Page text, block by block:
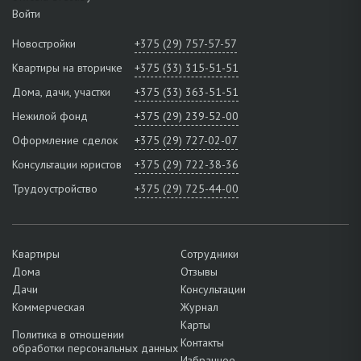
Войти
Новостройки
+375 (29) 757-57-57
Квартиры на вторичке
+375 (33) 315-51-51
Дома, дачи, участки
+375 (33) 363-51-51
Нежилой фонд
+375 (29) 239-52-00
Оформление сделок
+375 (29) 727-02-07
Консультации юристов
+375 (29) 722-38-36
Трудоустройство
+375 (29) 725-44-00
Квартиры
Дома
Дачи
Коммерческая
Политика в отношении
обработки персональных данных
Сотрудники
Отзывы
Консультации
Журнал
Карты
Контакты